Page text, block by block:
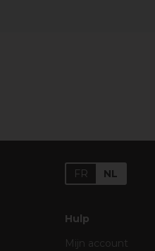
FR NL
Hulp
Mijn account